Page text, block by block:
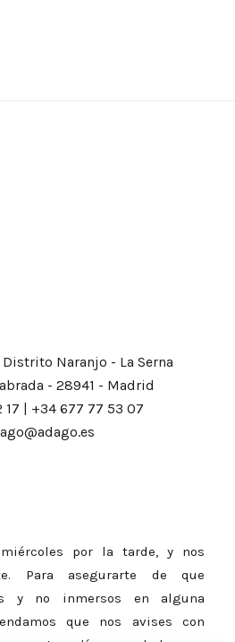
Naranjo - La Serna
- 28941 - Madrid
17 | +34 677 77 53 07
por la tarde, y nos
Para asegurarte de que
y no inmersos en alguna
que nos avises con